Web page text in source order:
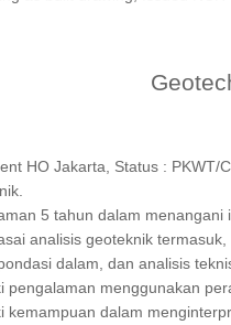
HO Jakarta, Status : PKWT/
5 tahun dalam
analisis geoteknik
dalam, dan analisis
pengalaman menggunakan
kemampuan dalam